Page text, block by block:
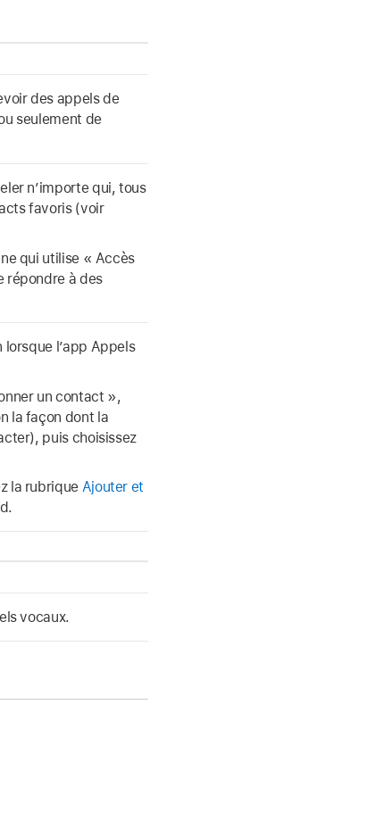
des appels de
seulement de
n’importe qui, tous
favoris (voir
qui utilise « Accès
répondre à des
l’app Appels
un contact »,
la façon dont la
puis choisissez
la rubrique Ajouter et
vocaux.